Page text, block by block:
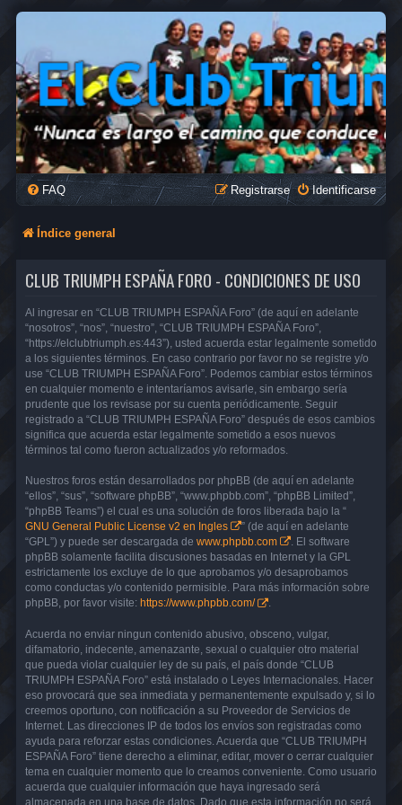
FAQ Identificarse
Registrarse
Índice general
CLUB TRIUMPH ESPAÑA FORO - CONDICIONES DE USO
Al ingresar en “CLUB TRIUMPH ESPAÑA Foro” (de aquí en adelante
“nosotros”, “nos”, “nuestro”, “CLUB TRIUMPH ESPAÑA Foro”,
“https://elclubtriumph.es:443”), usted acuerda estar legalmente sometido
a los siguientes términos. En caso contrario por favor no se registre y/o
use “CLUB TRIUMPH ESPAÑA Foro”. Podemos cambiar estos términos
en cualquier momento e intentaríamos avisarle, sin embargo sería
prudente que los revisase por su cuenta periódicamente. Seguir
registrado a “CLUB TRIUMPH ESPAÑA Foro” después de esos cambios
significa que acuerda estar legalmente sometido a esos nuevos
términos tal como fueron actualizados y/o reformados.
Nuestros foros están desarrollados por phpBB (de aquí en adelante
“ellos”, “sus”, “software phpBB”, “www.phpbb.com”, “phpBB Limited”,
“phpBB Teams”) el cual es una solución de foros liberada bajo la “
GNU General Public License v2 en Ingles
” (de aquí en adelante
“GPL”) y puede ser descargada de www.phpbb.com
. El software
phpBB solamente facilita discusiones basadas en Internet y la GPL
estrictamente los excluye de lo que aprobamos y/o desaprobamos
como conductas y/o contenido permisible. Para más información sobre
phpBB, por favor visite: https://www.phpbb.com/ .
Acuerda no enviar ningun contenido abusivo, obsceno, vulgar,
difamatorio, indecente, amenazante, sexual o cualquier otro material
que pueda violar cualquier ley de su país, el país donde “CLUB
TRIUMPH ESPAÑA Foro” está instalado o Leyes Internacionales. Hacer
eso provocará que sea inmediata y permanentemente expulsado y, si lo
creemos oportuno, con notificación a su Proveedor de Servicios de
Internet. Las direcciones IP de todos los envíos son registradas como
ayuda para reforzar estas condiciones. Acuerda que “CLUB TRIUMPH
ESPAÑA Foro” tiene derecho a eliminar, editar, mover o cerrar cualquier
tema en cualquier momento que lo creamos conveniente. Como usuario
acuerda que cualquier información que haya ingresado será
almacenada en una base de datos. Dado que esta información no será